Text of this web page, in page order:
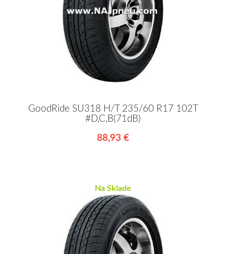
GoodRide SU318 H/T 235/60 R17 102T
#D,C,B(71dB)
88,93 €
Na Sklade